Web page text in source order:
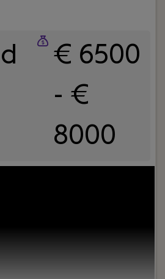
€ 6500
- €
8000